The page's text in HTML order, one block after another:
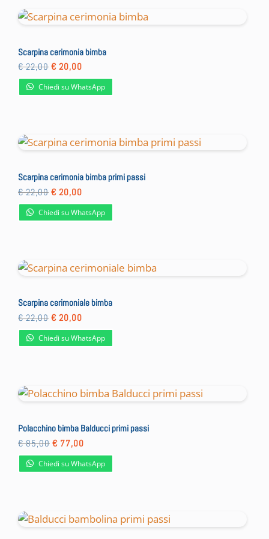
Scarpina cerimonia bimba
€22,00 Il
prezzo
originale
era:
€ 20,00
attuale
è:
Chiedi su WhatsApp
Scarpina cerimonia bimba primi passi
€22,00 Il
prezzo
originale
era:
€ 20,00
attuale
è:
Chiedi su WhatsApp
Scarpina cerimoniale bimba
€22,00 Il
prezzo
originale
era:
€ 20,00
attuale
è:
Chiedi su WhatsApp
Polacchino bimba Balducci primi passi
€85,00 Il
prezzo
originale
era:
€ 77,00
attuale
è:
Chiedi su WhatsApp